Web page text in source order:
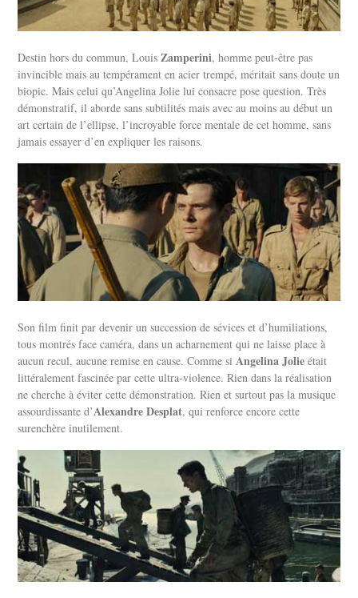
Destin hors du commun, LouisZamperini, homme peut-être pas
invincible mais au tempérament en acier trempé, méritait sans doute un
biopic. Mais celui qu’Angelina Jolie lui consacre pose question. Très
démonstratif, il aborde sans subtilités mais avec au moins au début un
art certain de l’ellipse, l’incroyable force mentale de cet homme, sans
jamais essayer d’en expliquer les raisons.
Son film finit par devenir un succession de sévices et d’humiliations,
tous montrés face caméra, dans un acharnement qui ne laisse place à
aucun recul, aucune remise en cause. Comme siAngelina Jolie était
littéralement fascinée par cette ultra-violence. Rien dans la réalisation
ne cherche à éviter cette démonstration. Rien et surtout pas la musique
assourdissante d’Alexandre Desplat, qui renforce encore cette
surenchère inutilement.